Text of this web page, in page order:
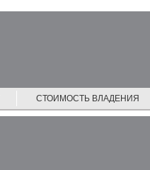
СТОИМОСТЬ ВЛАДЕНИЯ